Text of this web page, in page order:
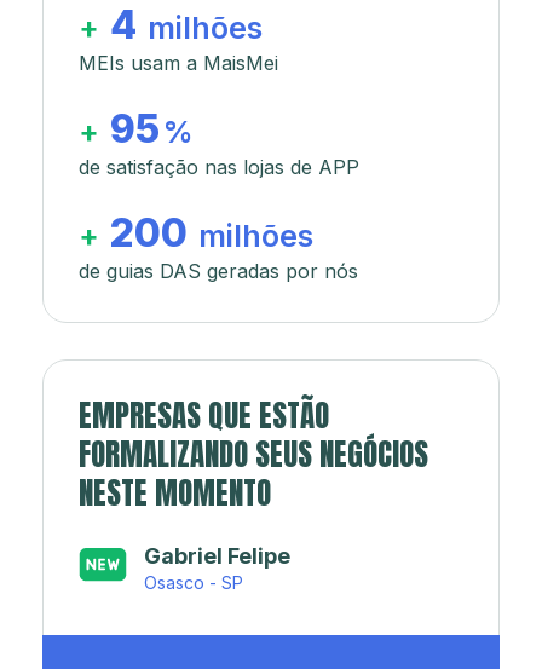
+ 4 milhões
MEIs usam a MaisMei
+ 95 %
de satisfação nas lojas de APP
+ 200 milhões
de guias DAS geradas por nós
EMPRESAS QUE ESTÃO
FORMALIZANDO SEUS NEGÓCIOS
NESTE MOMENTO
Japa’s açaí e sorveteria
Rio de Janeiro - RJ